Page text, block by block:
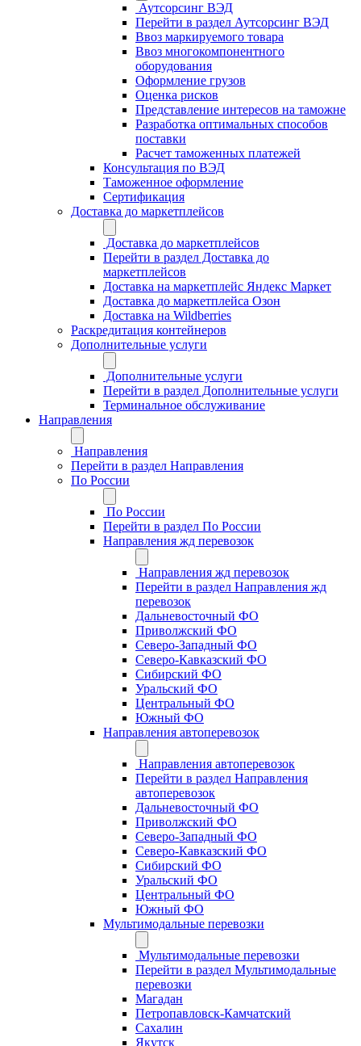
Аутсорсинг ВЭД
Перейти в раздел Аутсорсинг ВЭД
Ввоз маркируемого товара
Ввоз многокомпонентного
оборудования
Оформление грузов
Оценка рисков
Представление интересов на таможне
Разработка оптимальных способов
поставки
Расчет таможенных платежей
Консультация по ВЭД
Таможенное оформление
Сертификация
Доставка до маркетплейсов
Доставка до маркетплейсов
Перейти в раздел Доставка до
маркетплейсов
Доставка на маркетплейс Яндекс Маркет
Доставка до маркетплейса Озон
Доставка на Wildberries
Раскредитация контейнеров
Дополнительные услуги
Дополнительные услуги
Перейти в раздел Дополнительные услуги
Терминальное обслуживание
Направления
Направления
Перейти в раздел Направления
По России
По России
Перейти в раздел По России
Направления жд перевозок
Направления жд перевозок
Перейти в раздел Направления жд
перевозок
Дальневосточный ФО
Приволжский ФО
Северо-Западный ФО
Северо-Кавказский ФО
Сибирский ФО
Уральский ФО
Центральный ФО
Южный ФО
Направления автоперевозок
Направления автоперевозок
Перейти в раздел Направления
автоперевозок
Дальневосточный ФО
Приволжский ФО
Северо-Западный ФО
Северо-Кавказский ФО
Сибирский ФО
Уральский ФО
Центральный ФО
Южный ФО
Мультимодальные перевозки
Мультимодальные перевозки
Перейти в раздел Мультимодальные
перевозки
Магадан
Петропавловск-Камчатский
Сахалин
Якутск